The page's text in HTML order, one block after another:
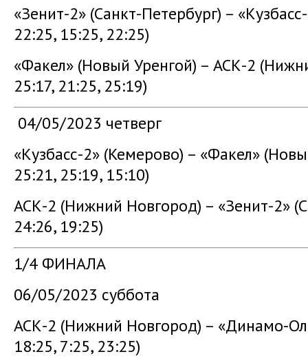
«Зенит-2» (Санкт-Петербург) –
22:25, 15:25, 22:25)
«Факел» (Новый Уренгой) – АСК-2
25:17, 21:25, 25:19)
04/05/2023 четверг
«Кузбасс-2» (Кемерово) – «Факел»
25:21, 25:19, 15:10)
АСК-2 (Нижний Новгород) – «Зенит-2»
24:26, 19:25)
1/4 ФИНАЛА
06/05/2023 суббота
АСК-2 (Нижний Новгород) – «Динамо-
18:25, 7:25, 23:25)